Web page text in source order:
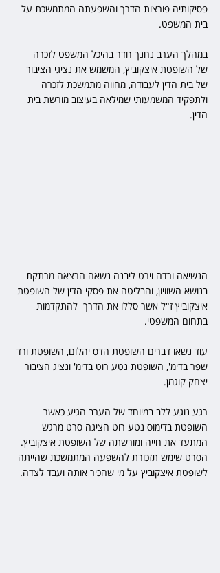
פסיקותיה פורצות הדרך והשפעתה המתמשכת על
בית המשפט.
במהלך הערב נחנך חדר בהיכל המשפט לזכרה
של השופטת איצקוביץ, המשמש את נציגי הציבור
של בית הדין לעבודה, מחווה מתמשכת לזכרה
ולתפקיד המשמעותי שמילאה בעיצוב מורשת בית
הדין.
הנשיאה ורדה וירט ליבנה נשאה הרצאה מרתקת
בנושא השוויון, והבליטה את פסקי הדין של השופטת
איצקוביץ ז"ל אשר סללו את הדרך  להתקדמות
בתחום המשפטי.
עוד נשאו דברים השופטת הדס יהלום, השופטת ורד
שפר בדימ', השופטת נטע רוט בדימ' ונציג הציבור
יצחק קוגמן.
רגע נוגע ללב במיוחד של הערב הגיע כאשר
השופטת בדימוס נטע רוט הציגה סרט מרגש
המתעד את חייה ומורשתה של השופטת איצקוביץ.
הסרט שימש תזכורת להשפעה המתמשכת שהייתה
לשופטת איצקוביץ על מי שהכיר אותה ועבד לצדה.